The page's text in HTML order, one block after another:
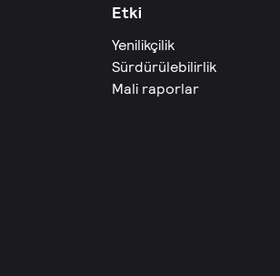
Etki
Yenilikçilik
Sürdürülebilirlik
Mali raporlar